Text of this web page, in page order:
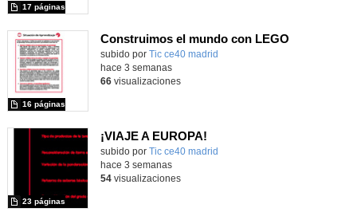
17 páginas
Construimos el mundo con LEGO
subido por Tic ce40 madrid
16 páginas
hace 3 semanas
66visualizaciones
¡VIAJE A EUROPA!
subido por Tic ce40 madrid
23 páginas
hace 3 semanas
54visualizaciones